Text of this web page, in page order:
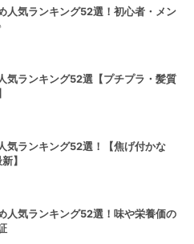
人気ランキング52選！初心者・メン
気ランキング52選【プチプラ・髪質
気ランキング52選！【焦げ付かな
】
人気ランキング52選！味や栄養価の